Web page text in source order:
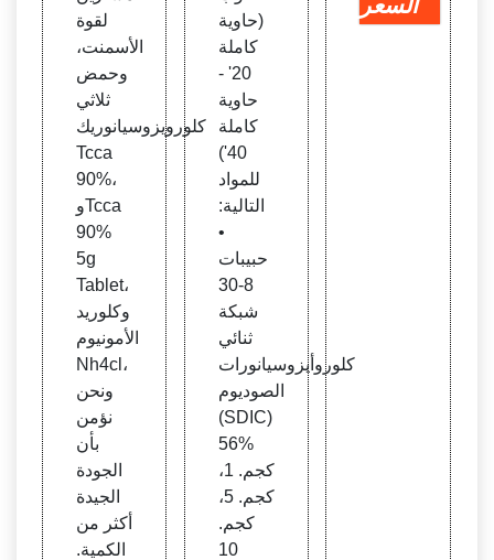
لقوة
الأسمنت،
وحمض
ثلاثي
كلورويزوسيانوريك
Tcca
90%،
وTcca
90%
5g
Tablet،
وكلوريد
الأمونيوم
Nh4cl،
ونحن
نؤمن
بأن
الجودة
الجيدة
أكثر من
الكمية.
(حاوية
كاملة
20' -
حاوية
كاملة
40')
للمواد
التالية:
•
حبيبات
8-30
شبكة
ثنائي
كلوروأيزوسيانورات
الصوديوم
(SDIC)
56%
كجم. 1،
كجم. 5،
كجم.
10